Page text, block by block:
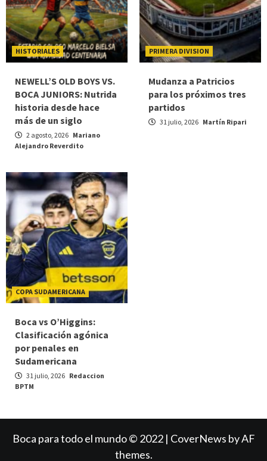
HISTORIALES
NEWELL’S OLD BOYS VS.
BOCA JUNIORS: Nutrida
historia desde hace
más de un siglo
2 agosto, 2026 Mariano
Alejandro Reverdito
PRIMERA DIVISION
Mudanza a Patricios
para los próximos tres
partidos
31 julio, 2026 Martín Ripari
COPA SUDAMERICANA
Boca vs O’Higgins:
Clasificación agónica
por penales en
Sudamericana
31 julio, 2026 Redaccion
BPTM
Boca para todo el mundo © 2022 | CoverNews by AF
themes.